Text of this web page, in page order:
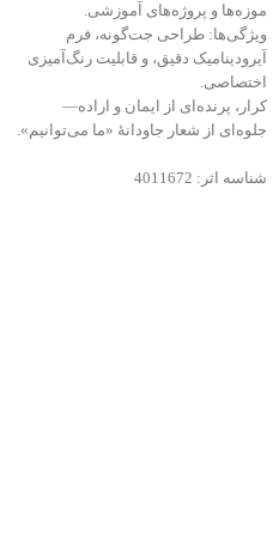
موزه‌ها و پروژه‌های آموزشی.
ویژگی‌ها: طراحی جت‌گونه، فرم
آیرودینامیک دقیق، و قابلیت رنگ‌آمیزی
اختصاصی.
کرار، پرنده‌ای از ایمان و اراده—
جلوه‌ای از شعار جاودانۀ «ما می‌توانیم».
شناسه اثر: 4011672